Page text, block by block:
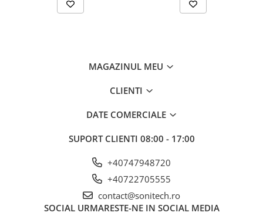
Întrerupătoare
Protecții diferențiale
Întrerupătoare automate și
Protecția și comanda motoarelor
Contactoare
MAGAZINUL MEU
CLIENTI
DATE COMERCIALE
SUPORT CLIENTI 08:00 - 17:00
+40747948720
+40722705555
contact@sonitech.ro
SOCIAL URMARESTE-NE IN SOCIAL MEDIA